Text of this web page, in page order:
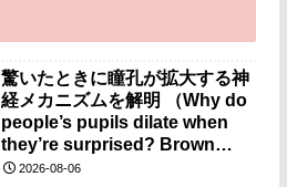
驚いたときに瞳孔が拡大する神
経メカニズムを解明 （Why do
people’s pupils dilate when
they’re surprised? Brown
researchers explain）
2026-08-06